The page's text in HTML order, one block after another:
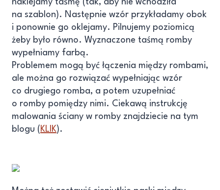
naklejamy taśmę (tak, aby nie wchodziła
na szablon). Następnie wzór przykładamy obok
i ponownie go oklejamy. Pilnujemy poziomicą
żeby było równo. Wyznaczone taśmą romby
wypełniamy farbą.
Problemem mogą być łączenia między rombami,
ale można go rozwiązać wypełniając wzór
co drugiego romba, a potem uzupełniać
o romby pomiędzy nimi. Ciekawą instrukcję
malowania ściany w romby znajdziecie na tym
blogu ( KLIK).